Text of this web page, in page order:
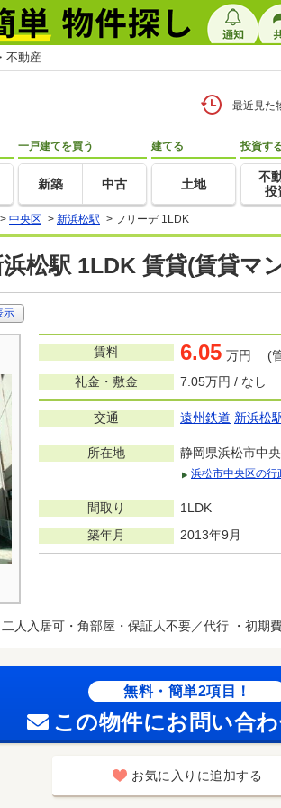
不動産
最近見た
一戸建てを買う
新築 中古
建てる
土地
投資す
不
投
> 中央区 > 新浜松駅 > フリーデ 1LDK
松駅 1LDK 賃貸(賃貸マ
示
賃料 6.05 万円 (管
礼金・敷金
7.05万円 / なし
交通 遠州鉄道 新浜松
所在地 静岡県浜松市中
浜松市中央区の行
間取り 1LDK
築年月 2013年9月
二人入居可・角部屋・保証人不要／代行 ・初期
無料・簡単2項目！
この物件にお問い合
お気に入りに追加する